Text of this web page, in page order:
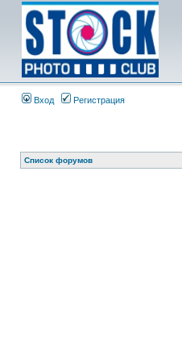
Вход Регистрация
Список форумов